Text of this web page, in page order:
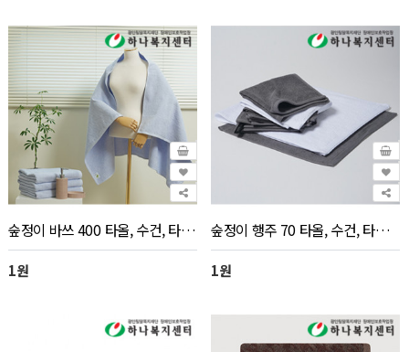
숲정이 바쓰 400 타올, 수건, 타월(판촉물 인쇄)_전화문의
1원
숲정이 행주 70 타올, 수건, 타월(판촉물 인쇄)_전화문의
1원